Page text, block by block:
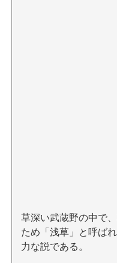
草深い武蔵野の中で
ため「浅草」と呼ば
力な説である。